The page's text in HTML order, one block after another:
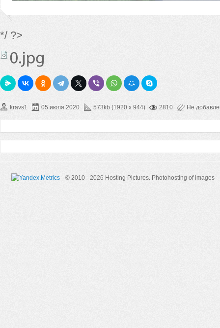
*/ ?>
kravs1 05 июля 2020 573kb (1920 x 944) 2810 Не
© 2010 - 2026 Hosting Pictures. Photohosting of images